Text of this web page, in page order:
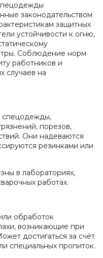
законодательством
защитных
устойчивости к огню,
Соблюдение норм
работников и
случаев на
спецодежды,
порезов,
Они надеваются
резинками или
в лабораториях,
работах.
обработок
возникающие при
достигаться за счёт
специальных пропиток.